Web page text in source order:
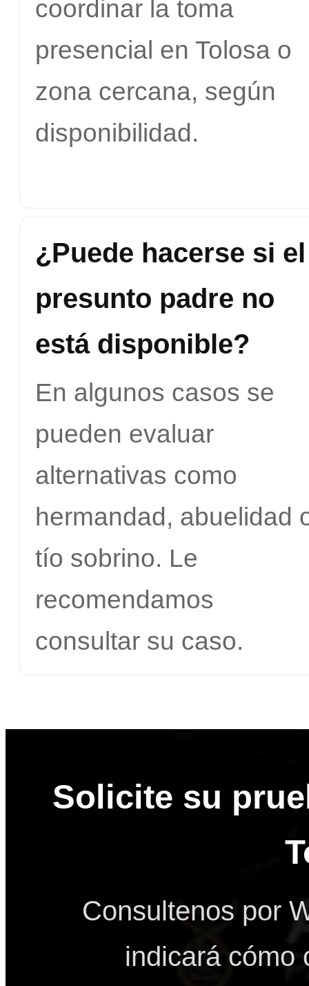
coordinar la toma
presencial en Tolosa o
zona cercana, según
disponibilidad.
¿Puede hacerse si el
presunto padre no
está disponible?
En algunos casos se
pueden evaluar
alternativas como
hermandad, abuelidad
tío sobrino. Le
recomendamos
consultar su caso.
Solicite su
Consultenos por
indicará cómo